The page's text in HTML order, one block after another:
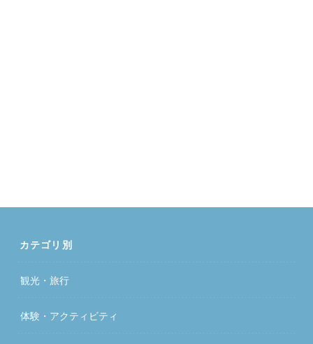
カテゴリ別
観光・旅行
体験・アクティビティ